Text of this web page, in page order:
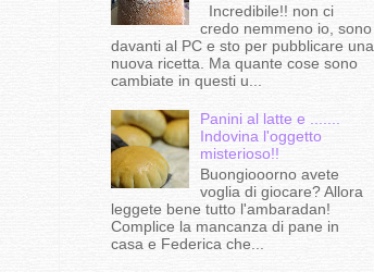
Incredibile!! non ci
credo nemmeno io, sono
davanti al PC e sto per pubblicare una
nuova ricetta. Ma quante cose sono
cambiate in questi u...
Panini al latte e .......
Indovina l'oggetto
misterioso!!
Buongiooorno avete
voglia di giocare? Allora
leggete bene tutto l'ambaradan!
Complice la mancanza di pane in
casa e Federica che...